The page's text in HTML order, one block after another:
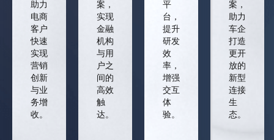
助力
电商
客户
快速
实现
营销
创新
与业
务增
收。
案，
实现
金融
机构
与用
户之
间的
高效
触
达。
平
台，
提升
研发
效
率，
增强
交互
体
验。
案，
助力
车企
打造
更开
放的
新型
连接
生
态。